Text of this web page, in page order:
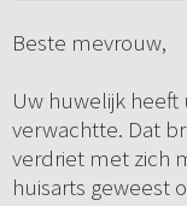
Beste mevrouw,
Uw huwelijk
verwachtte. Dat
verdriet met zich
huisarts geweest